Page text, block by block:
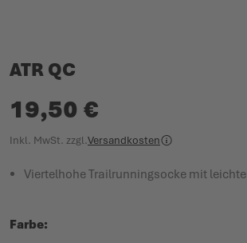
ATR QC
19,50 €
Inkl. MwSt. zzgl.Versandkosten
Viertelhohe Trailrunningsocke mit
Farbe